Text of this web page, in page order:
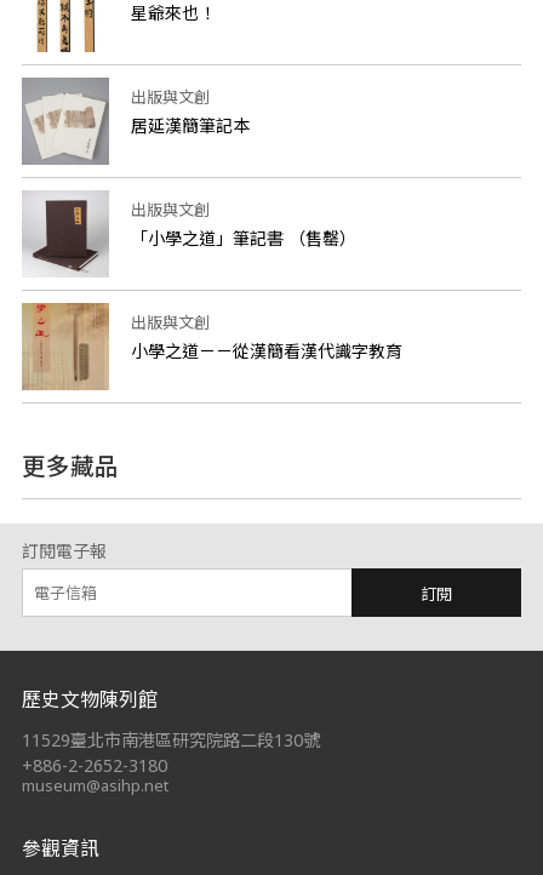
星爺來也！
出版與文創
居延漢簡筆記本
出版與文創
「小學之道」筆記書 （售罄）
出版與文創
小學之道－－從漢簡看漢代識字教育
更多藏品
訂閱電子報
訂閱
:::
歷史文物陳列館
11529臺北市南港區研究院路二段130號
+886-2-2652-3180
museum@asihp.net
參觀資訊